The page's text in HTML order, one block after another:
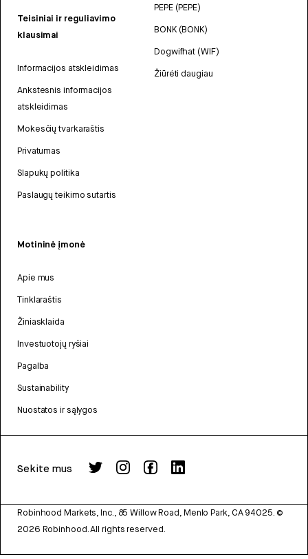
Teisiniai ir reguliavimo
klausimai
Informacijos atskleidimas
Ankstesnis informacijos
atskleidimas
Mokesčių tvarkaraštis
Privatumas
Slapukų politika
Paslaugų teikimo sutartis
PEPE (PEPE)
BONK (BONK)
Dogwifhat (WIF)
Žiūrėti daugiau
Motininė įmonė
Apie mus
Tinklaraštis
Žiniasklaida
Investuotojų ryšiai
Pagalba
Sustainability
Nuostatos ir sąlygos
Sekite mus
Robinhood Markets, Inc., 85 Willow Road, Menlo Park, CA 94025. ©
2026 Robinhood. All rights reserved.